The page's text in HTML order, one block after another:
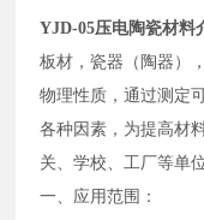
YJD-05压电陶瓷材料
板材，瓷器（陶器）
物理性质，通过测定
各种因素，为提高材
关、学校、工厂等单
一、应用范围：